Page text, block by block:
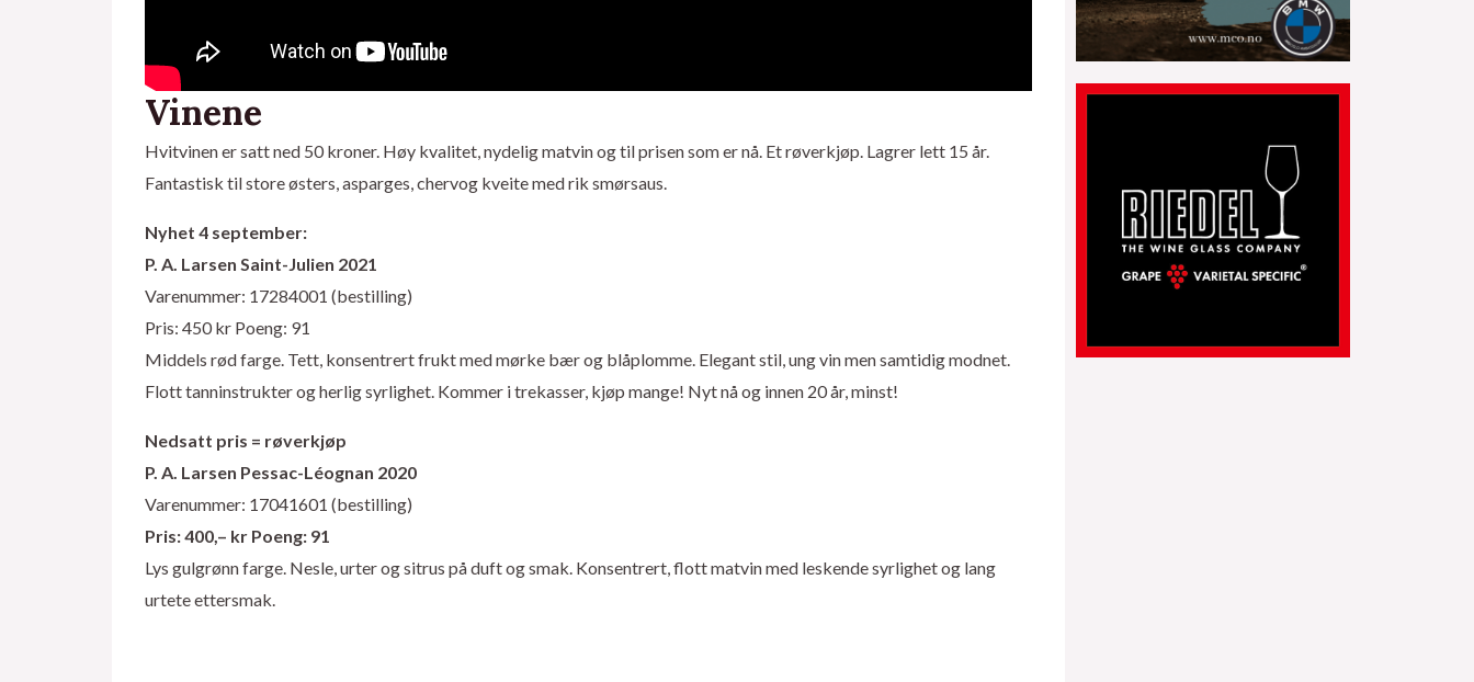
Vinene
Hvitvinen er satt ned 50 kroner. Høy kvalitet, nydelig matvin og til prisen som er nå. Et røverkjøp. Lagrer lett 15 år.
Fantastisk til store østers, asparges, chervog kveite med rik smørsaus.
Nyhet 4 september:
P. A. Larsen Saint-Julien 2021
Varenummer: 17284001 (bestilling)
Pris: 450 kr Poeng: 91
Middels rød farge. Tett, konsentrert frukt med mørke bær og blåplomme. Elegant stil, ung vin men samtidig modnet.
Flott tanninstrukter og herlig syrlighet. Kommer i trekasser, kjøp mange! Nyt nå og innen 20 år, minst!
Nedsatt pris = røverkjøp
P. A. Larsen Pessac-Léognan 2020
Varenummer: 17041601 (bestilling)
Pris: 400,– kr Poeng: 91
Lys gulgrønn farge. Nesle, urter og sitrus på duft og smak. Konsentrert, flott matvin med leskende syrlighet og lang
urtete ettersmak.